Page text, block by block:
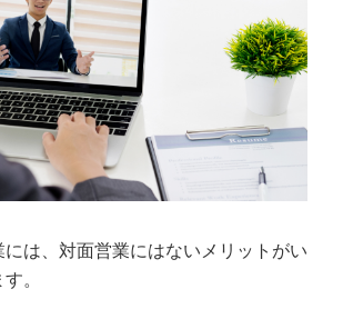
には、対面営業にはないメリットがい
。